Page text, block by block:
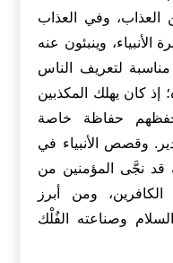
العذاب، وفي العذاب
وينبئون عنه
لتعريف الناس
إذ كان يهلك المكذبين
حفاظة خاصة
وقصص الأنبياء في
قد نجَّى المؤمنين من
ومن أبرز
وصناعته الفُلْك